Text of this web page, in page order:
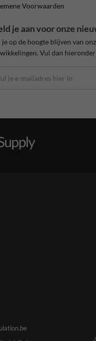
Voorwaarden
je aan voor onze
op de hoogte blijven van
Vul dan